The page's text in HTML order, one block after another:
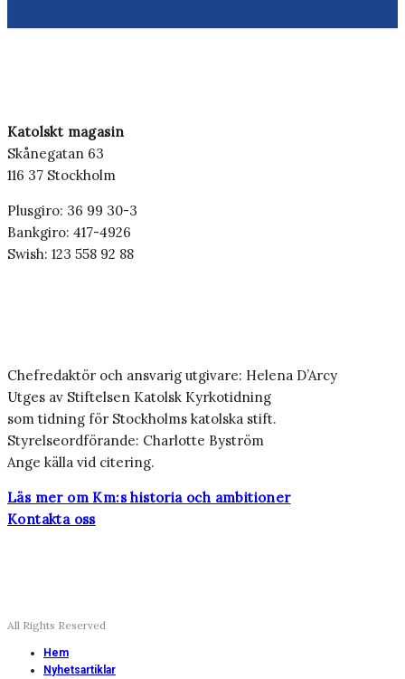
Katolskt magasin
Skånegatan 63
116 37 Stockholm
Plusgiro: 36 99 30-3
Bankgiro: 417-4926
Swish: 123 558 92 88
Chefredaktör och ansvarig utgivare: Helena D’Arcy
Utges av Stiftelsen Katolsk Kyrkotidning
som tidning för Stockholms katolska stift.
Styrelseordförande: Charlotte Byström
Ange källa vid citering.
Läs mer om Km:s historia och ambitioner
Kontakta oss
All Rights Reserved
Hem
Nyhetsartiklar